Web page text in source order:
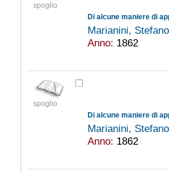
spoglio
Marianini,
Anno: 1862
spoglio
Marianini,
Anno: 1862